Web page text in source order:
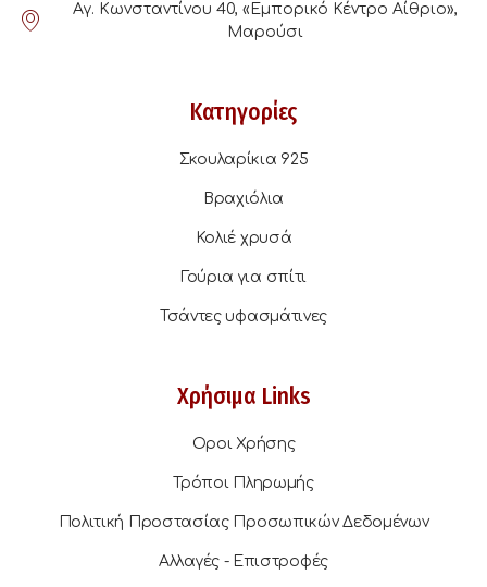
Αγ. Κωνσταντίνου 40, «Εμπορικό Κέντρο Αίθριο»,
Μαρούσι
Κατηγορίες
Σκουλαρίκια 925
Βραχιόλια
Κολιέ χρυσά
Γούρια για σπίτι
Τσάντες υφασμάτινες
Χρήσιμα Links
Οροι Χρήσης
Τρόποι Πληρωμής
Πολιτική Προστασίας Προσωπικών Δεδομένων
Αλλαγές - Επιστροφές